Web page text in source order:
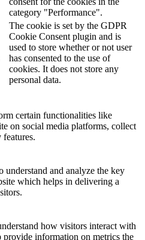
category "Performance".
The cookie is set by the GDPR
Cookie Consent plugin and is
used to store whether or not user
has consented to the use of
cookies. It does not store any
personal data.
certain functionalities like
on social media platforms, collect
understand and analyze the key
which helps in delivering a
how visitors interact with
provide information on metrics the